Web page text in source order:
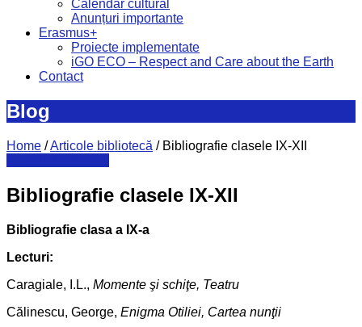
Calendar cultural
Anunțuri importante
Erasmus+
Proiecte implementate
iGO ECO – Respect and Care about the Earth
Contact
Blog
Home /Articole bibliotecă / Bibliografie clasele IX-XII
Bibliografie clasele IX-XII
Bibliografie clasa a IX-a
Lecturi:
Caragiale, I.L., Momente şi schiţe, Teatru
Călinescu, George, Enigma Otiliei, Cartea nunţii